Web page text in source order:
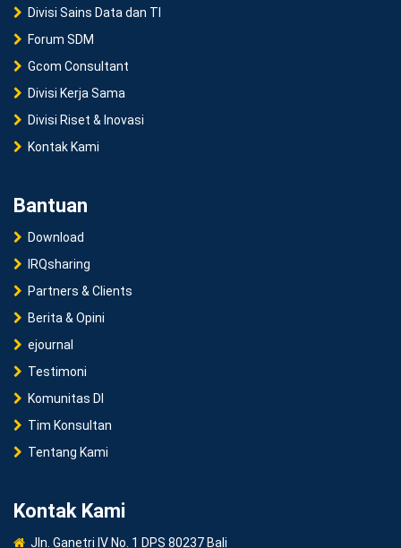
Divisi Sains Data dan TI
Forum SDM
Gcom Consultant
Divisi Kerja Sama
Divisi Riset & Inovasi
Kontak Kami
Bantuan
Download
IRQsharing
Partners & Clients
Berita & Opini
ejournal
Testimoni
Komunitas DI
Tim Konsultan
Tentang Kami
Kontak Kami
Jln. Ganetri IV No. 1 DPS 80237 Bali